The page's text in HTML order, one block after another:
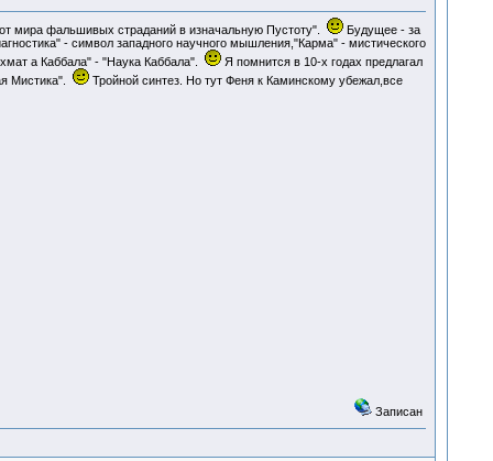
мира фальшивых страданий в изначальную Пустоту".
Будущее - за
- символ западного научного мышления,"Карма" - мистического
а Каббала" - "Наука Каббала".
Я помнится в 10-х годах предлагал
Мистика".
Тройной синтез. Но тут Феня к Каминскому убежал,все
Записан